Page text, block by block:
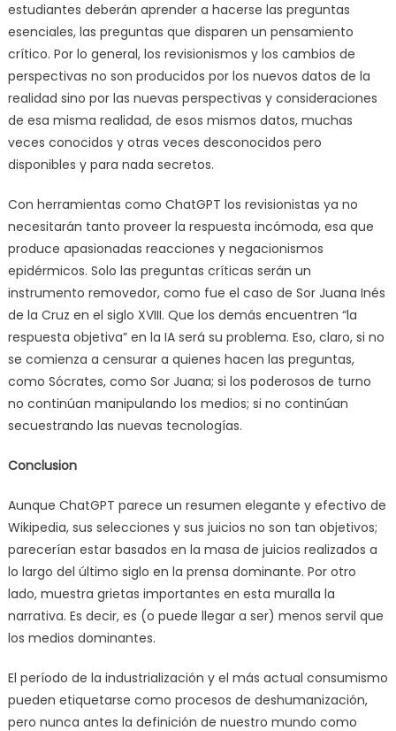
estudiantes deberán aprender a hacerse las preguntas
esenciales, las preguntas que disparen un pensamiento
crítico. Por lo general, los revisionismos y los cambios de
perspectivas no son producidos por los nuevos datos de la
realidad sino por las nuevas perspectivas y consideraciones
de esa misma realidad, de esos mismos datos, muchas
veces conocidos y otras veces desconocidos pero
disponibles y para nada secretos.
Con herramientas como ChatGPT los revisionistas ya no
necesitarán tanto proveer la respuesta incómoda, esa que
produce apasionadas reacciones y negacionismos
epidérmicos. Solo las preguntas críticas serán un
instrumento removedor, como fue el caso de Sor Juana Inés
de la Cruz en el siglo XVIII. Que los demás encuentren “la
respuesta objetiva” en la IA será su problema. Eso, claro, si no
se comienza a censurar a quienes hacen las preguntas,
como Sócrates, como Sor Juana; si los poderosos de turno
no continúan manipulando los medios; si no continúan
secuestrando las nuevas tecnologías.
Conclusion
Aunque ChatGPT parece un resumen elegante y efectivo de
Wikipedia, sus selecciones y sus juicios no son tan objetivos;
parecerían estar basados en la masa de juicios realizados a
lo largo del último siglo en la prensa dominante. Por otro
lado, muestra grietas importantes en esta muralla la
narrativa. Es decir, es (o puede llegar a ser) menos servil que
los medios dominantes.
El período de la industrialización y el más actual consumismo
pueden etiquetarse como procesos de deshumanización,
pero nunca antes la definición de nuestro mundo como